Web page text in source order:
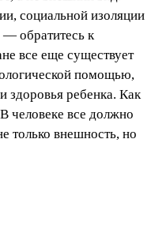
социальной изоляции
— обратитесь к
все еще существует
помощью,
здоровья ребенка. Как
человеке все должно
только внешность, но